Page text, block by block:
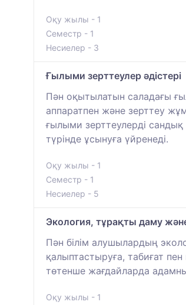
Оқу жылы - 1
Семестр - 1
Несиелер - 3
Ғылыми зерттеулер әдістері
Пән оқытылатын саладағы
аппаратпен және зерттеу
ғылыми зерттеулерді
түрінде ұсынуға үйренеді.
Оқу жылы - 1
Семестр - 1
Несиелер - 5
Экология, тұрақты даму және
Пән білім алушылардың
қалыптастыруға, табиғат пен
төтенше жағдайларда
Оқу жылы - 1